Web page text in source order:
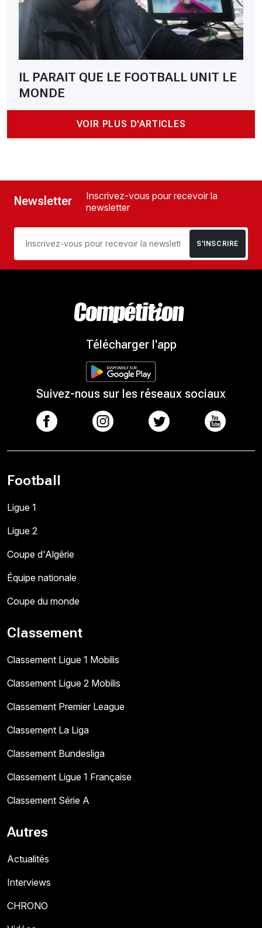
IL PARAIT QUE LE FOOTBALL UNIT LE
MONDE
VOIR PLUS D'ARTICLES
Newsletter
Inscrivez-vous pour recevoir la
newsletter
S’INSCRIRE
Télécharger l'app
Suivez-nous sur les réseaux sociaux
Football
Ligue 1
Ligue 2
Coupe d'Algérie
Équipe nationale
Coupe du monde
Classement
Classement Ligue 1 Mobilis
Classement Ligue 2 Mobilis
Classement Premier League
Classement La Liga
Classement Bundesliga
Classement Ligue 1 Française
Classement Série A
Autres
Actualités
Interviews
CHRONO